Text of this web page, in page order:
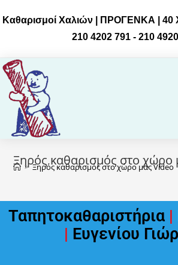
Καθαρισμοί Χαλιών | ΠΡΟΓΕΝΚΑ | 40
210 4202 791 - 210
Ξηρός καθαρισμός στο χώρο
> Ξηρός καθαρισμός στο χώρο μας Video
Ταπητοκαθαριστήρια |
| Ευγενίου